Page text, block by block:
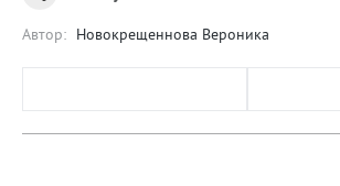
Автор: Новокрещеннова Вероника